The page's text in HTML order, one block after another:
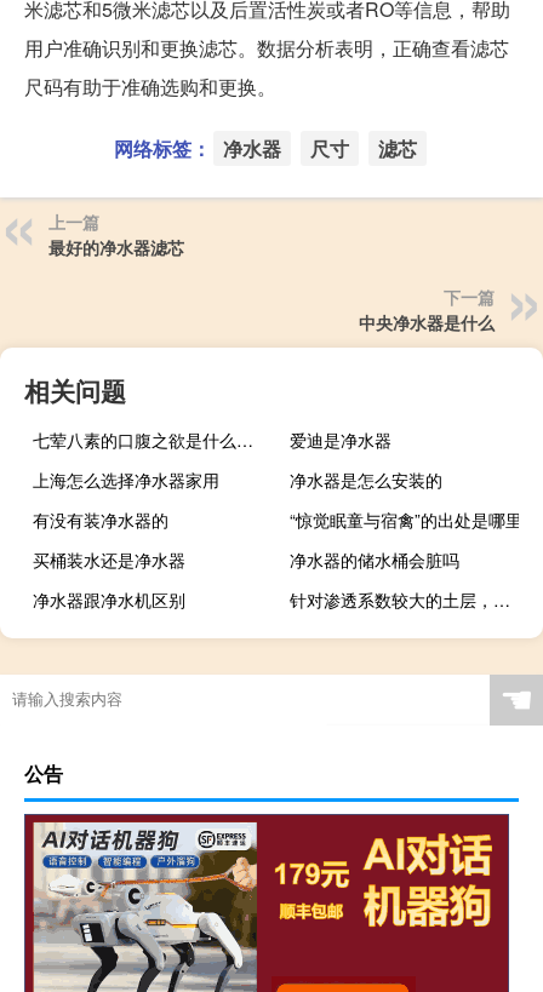
米滤芯和5微米滤芯以及后置活性炭或者RO等信息，帮助
用户准确识别和更换滤芯。数据分析表明，正确查看滤芯
尺码有助于准确选购和更换。
网络标签： 净水器 尺寸 滤芯
上一篇
最好的净水器滤芯
下一篇
中央净水器是什么
相关问题
七荤八素的口腹之欲是什么意思
爱迪是净水器
上海怎么选择净水器家用
净水器是怎么安装的
有没有装净水器的
“惊觉眠童与宿禽”的出处是哪里
买桶装水还是净水器
净水器的储水桶会脏吗
净水器跟净水机区别
针对渗透系数较大的土层，适宜采用的降水技术是（ ）降水。
☚
公告